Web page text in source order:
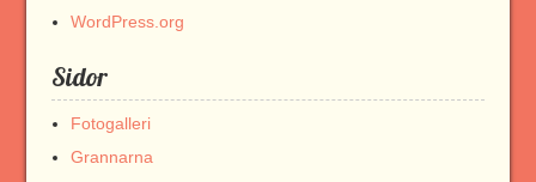
WordPress.org
Sidor
Fotogalleri
Grannarna